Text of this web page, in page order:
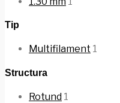
Tip
Multifilament 1
Structura
Rotund 1